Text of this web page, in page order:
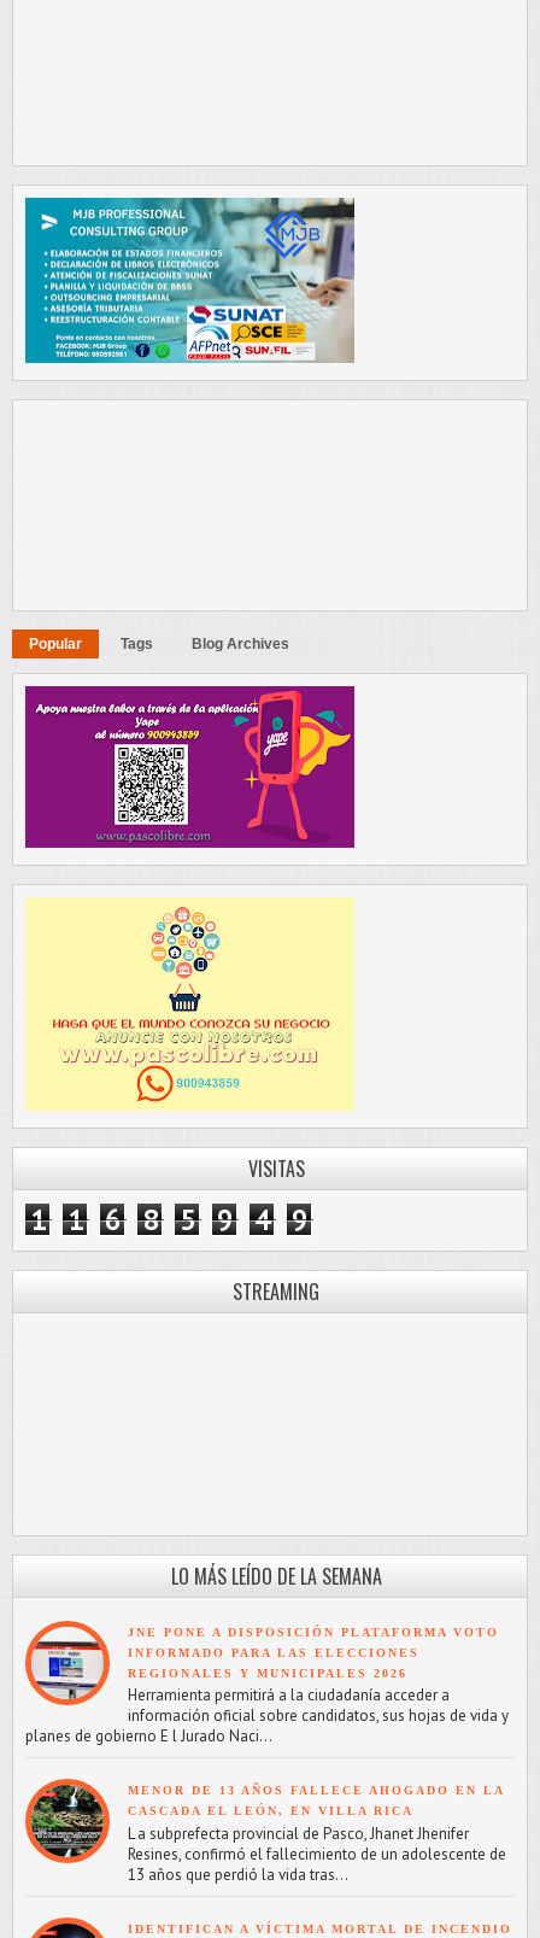
Popular Tags Blog Archives
VISITAS
1 1 6 8 5 9 4 9
STREAMING
LO MÁS LEÍDO DE LA SEMANA
JNE PONE A DISPOSICIÓN PLATAFORMA VOTO
INFORMADO PARA LAS ELECCIONES
REGIONALES Y MUNICIPALES 2026
Herramienta permitirá a la ciudadanía acceder a
información oficial sobre candidatos, sus hojas de vida y
planes de gobierno E l Jurado Naci...
MENOR DE 13 AÑOS FALLECE AHOGADO EN LA
CASCADA EL LEÓN, EN VILLA RICA
L a subprefecta provincial de Pasco, Jhanet Jhenifer
Resines, confirmó el fallecimiento de un adolescente de
13 años que perdió la vida tras...
IDENTIFICAN A VÍCTIMA MORTAL DE INCENDIO